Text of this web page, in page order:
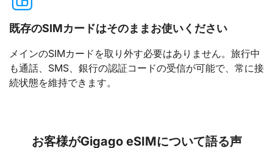
既存のSIMカードはそのままお使いください
メインのSIMカードを取り外す必要はありません。旅行中
も通話、SMS、銀行の認証コードの受信が可能で、常に接
続状態を維持できます。
お客様がGigago eSIMについて語る声